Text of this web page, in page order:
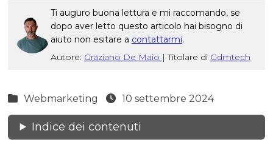
Ti auguro buona lettura e mi raccomando, se
dopo aver letto questo articolo hai bisogno di
aiuto non esitare a contattarmi.
Autore: Graziano De Maio | Titolare di Gdmtech
Webmarketing 10 settembre 2024
Indice dei contenuti